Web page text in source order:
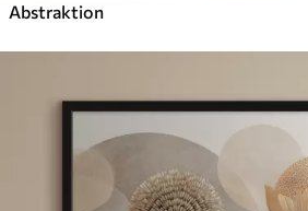
Abstraktion